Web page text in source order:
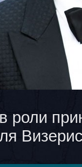
роли